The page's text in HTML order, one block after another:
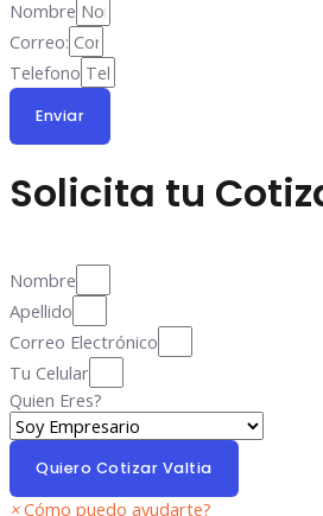
Nombre
Correo:
Telefono
Enviar
Solicita tu
Nombre
Apellido
Correo Electrónico
Tu Celular
Quien Eres?
Quiero Cotizar Valtia
× Cómo puedo ayudarte?